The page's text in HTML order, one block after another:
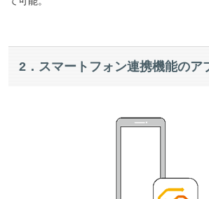
2．スマートフォン連携機能のア